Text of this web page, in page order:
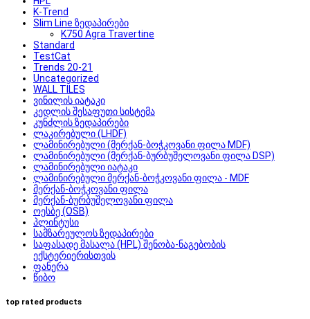
K-Trend
Slim Line ზედაპირები
K750 Agra Travertine
Standard
TestCat
Trends 20-21
Uncategorized
WALL TILES
ვინილის იატაკი
კედლის შესაფუთი სისტემა
კუნძლის ზედაპირები
ლაკირებული (LHDF)
ლამინირებული (მერქან-ბოჭკოვანი ფილა MDF)
ლამინირებული (მერქან-ბურბუშელოვანი ფილა DSP)
ლამინირებული იატაკი
ლამინირებული მერქან-ბოჭკოვანი ფილა - MDF
მერქან-ბოჭკოვანი ფილა
მერქან-ბურბუშელოვანი ფილა
ოესბე (OSB)
პლინტუსი
სამზარეულოს ზედაპირები
საფასადე მასალა (HPL) შენობა-ნაგებობის
ექსტერიერისთვის
ფანერა
წიბო
top rated products